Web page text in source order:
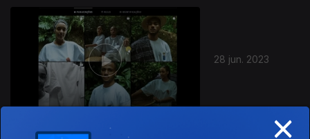
28 jun. 2023
×